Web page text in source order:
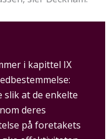
i kapittel IX
slik at de enkelte
deres
på foretakets